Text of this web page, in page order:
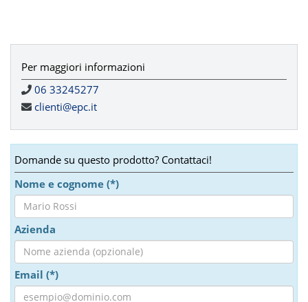
Per maggiori informazioni
06 33245277
clienti@epc.it
Domande su questo prodotto? Contattaci!
Nome e cognome (*)
Azienda
Email (*)